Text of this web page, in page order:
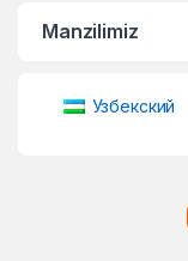
Manzilimiz
Узбекский